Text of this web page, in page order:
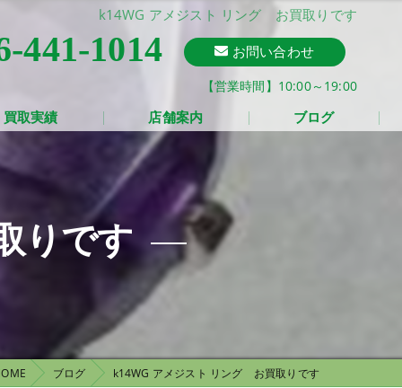
k14WG アメジスト リング お買取りです
441-1014 お問い合わせ
【営業時間】10:00～19:00
買取実績 店舗案内 ブログ
りです
ブログ k14WG アメジスト リング お買取りです